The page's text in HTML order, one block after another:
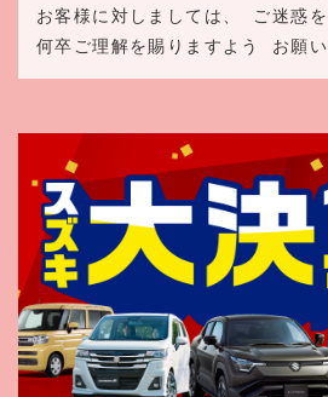
お客様に対しましては、
ご迷惑
何卒ご理解を賜りますよう
お願